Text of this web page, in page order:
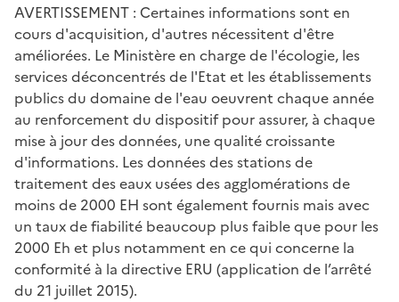
AVERTISSEMENT : Certaines informations sont en
cours d'acquisition, d'autres nécessitent d'être
améliorées. Le Ministère en charge de l'écologie, les
services déconcentrés de l'Etat et les établissements
publics du domaine de l'eau oeuvrent chaque année
au renforcement du dispositif pour assurer, à chaque
mise à jour des données, une qualité croissante
d'informations. Les données des stations de
traitement des eaux usées des agglomérations de
moins de 2000 EH sont également fournis mais avec
un taux de fiabilité beaucoup plus faible que pour les
2000 Eh et plus notamment en ce qui concerne la
conformité à la directive ERU (application de l’arrêté
du 21 juillet 2015).